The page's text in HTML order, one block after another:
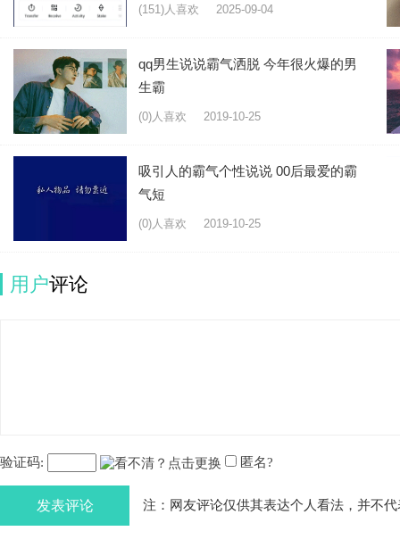
(151)人喜欢 2025-09-04
qq男生说说霸气洒脱 今年很火爆的男
生霸
(0)人喜欢 2019-10-25
吸引人的霸气个性说说 00后最爱的霸
气短
(0)人喜欢 2019-10-25
用户评论
验证码: 匿名?
发表评论 注：网友评论仅供其表达个人看法，并不